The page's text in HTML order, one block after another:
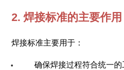
2. 焊接标准的主要作用
焊接标准主要用于：
确保焊接过程符合统一的